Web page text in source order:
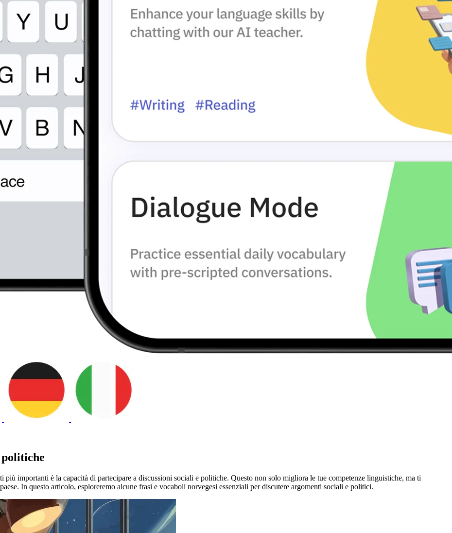
politiche
più importanti è la capacità di partecipare a discussioni sociali e politiche. Questo non solo migliora le tue competenze linguistiche, ma ti
In questo articolo, esploreremo alcune frasi e vocaboli norvegesi essenziali per discutere argomenti sociali e politici.